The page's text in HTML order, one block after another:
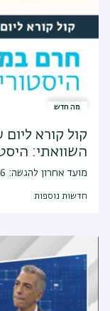
מה חדש
קול קורא
השוואתי:
מועד אחרון להגשה: 15/09/2026
חדשות נוספות